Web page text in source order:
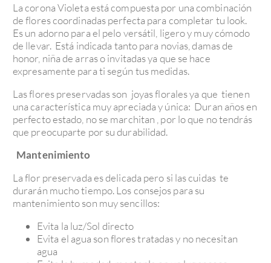
La corona Violeta está compuesta por una combinación
de flores coordinadas perfecta para completar tu look.
Es un adorno para el pelo versátil, ligero y muy cómodo
de llevar. Está indicada tanto para novias, damas de
honor, niña de arras o invitadas ya que se hace
expresamente para ti según tus medidas.
Las flores preservadas son joyas florales ya que tienen
una característica muy apreciada y única: Duran años en
perfecto estado, no se marchitan , por lo que no tendrás
que preocuparte por su durabilidad.
Mantenimiento
La flor preservada es delicada pero si las cuidas te
durarán mucho tiempo.Los consejos para su
mantenimiento son muy sencillos:
Evita la luz/Sol directo
Evita el agua son flores tratadas y no necesitan
agua